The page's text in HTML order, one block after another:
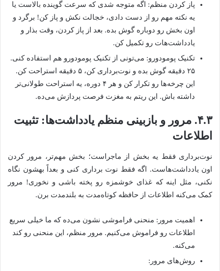
پاز کردن منظم: اگه متوجه شدی که سرعت گوینده بالاست یا
یه نکته مهم رو از دست دادی، خجالت نکش و پاز کن! برگرد و
اون بخش رو دوباره گوش بده. بعد از پاز کردن، وقت بذار و
یادداشت‌هات رو تکمیل کن.
تکنیک پومودورو: می‌تونی از تکنیک پومودورو هم استفاده کنی.
۲۵ دقیقه گوش بده و نوت‌برداری کن، ۵ دقیقه استراحت کن.
این چرخه‌ها رو تکرار کن و هر ۴ دوره، یه استراحت طولانی‌تر
داشته باش. این ریتم به مغزت فرصت پردازش می‌ده.
۴.۳. مرور و بازبینی منظم یادداشت‌ها: تثبیت
اطلاعات
نوت‌برداری فقط یه بخش از ماجراست؛ بخش مهم‌تر، مرور کردن
اون یادداشت‌هاست. اگه فقط نوت برداری کنی و بعداً بهشون نگاه
نکنی، مثل اینه که غذای خوشمزه رو پخته باشی و نخوری! مرور
کمک می‌کنه اطلاعات از حافظه کوتاه‌مدت به بلندمدت برن.
اهمیت مرور: منحنی فراموشی نشون می‌ده که ما خیلی سریع
اطلاعات رو فراموش می‌کنیم. مرور منظم، این منحنی رو کند
می‌کنه.
روش‌های مرور: